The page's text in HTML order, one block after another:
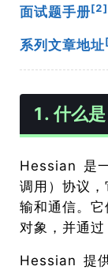
面试题手册[2]
系列文章地址
1. 什么
Hessian 是
调用）协议
输和通信。
对象，并通
Hessian 提